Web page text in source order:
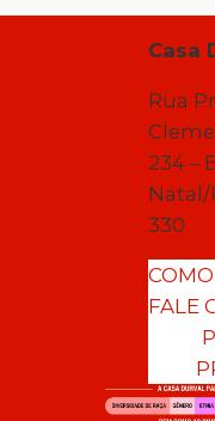
Casa
Rua
234 –
Natal/
330
FALE